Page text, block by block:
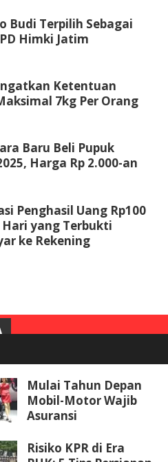
Mulai Tahun Depan
Mobil-Motor Wajib
Asuransi
Risiko KPR di Era
Budi Terpilih Sebagai
Himki Jatim
Ketentuan
7kg Per Orang
Baru Beli Pupuk
Harga Rp 2.000-an
Penghasil Uang Rp100
Hari yang Terbukti
ke Rekening
YouTube